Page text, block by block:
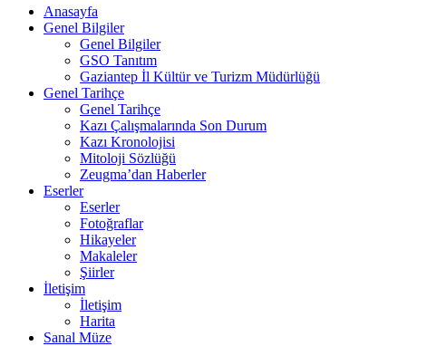
Anasayfa
Genel Bilgiler
Genel Bilgiler
GSO Tanıtım
Gaziantep İl Kültür ve Turizm Müdürlüğü
Genel Tarihçe
Genel Tarihçe
Kazı Çalışmalarında Son Durum
Kazı Kronolojisi
Mitoloji Sözlüğü
Zeugma’dan Haberler
Eserler
Eserler
Fotoğraflar
Hikayeler
Makaleler
Şiirler
İletişim
İletişim
Harita
Sanal Müze